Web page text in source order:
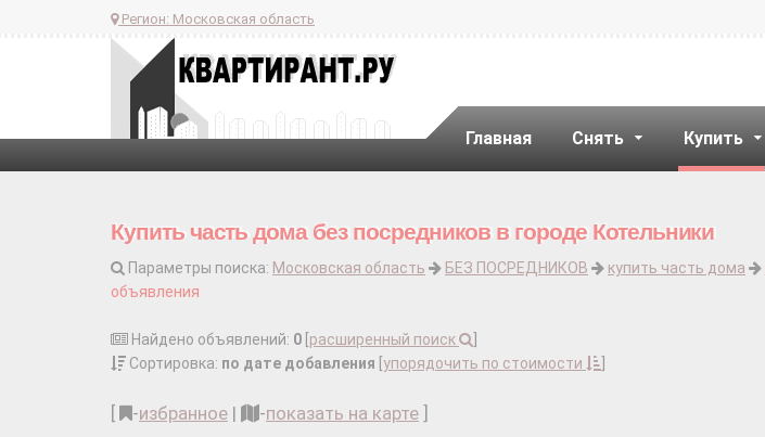
Регион: Московская область
Главная Снять Купить
Купить часть дома без посредников в городе Котельники
Параметры поиска: Московская область БЕЗ ПОСРЕДНИКОВ купить часть дома
объявления
Найдено объявлений: 0 расширенный поиск
Сортировка: по дате добавления упорядочить по стоимости
-избранное | -показать на карте